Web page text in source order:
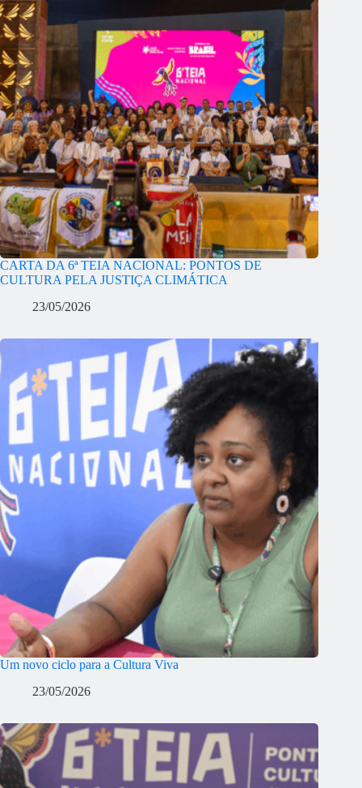
CARTA DA 6ª TEIA NACIONAL: PONTOS DE
CULTURA PELA JUSTIÇA CLIMÁTICA
23/05/2026
Um novo ciclo para a Cultura Viva
23/05/2026